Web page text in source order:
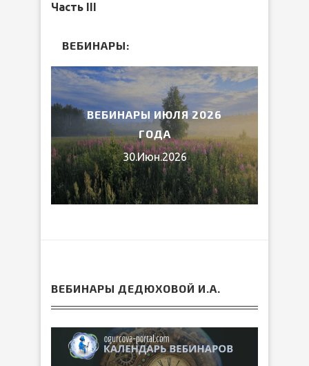
Часть III
ВЕБИНАРЫ:
ВЕБИНАРЫ ИЮЛЯ 2026
ГОДА
30.Июн.2026
ВЕБИНАРЫ ДЕДЮХОВОЙ И.А.